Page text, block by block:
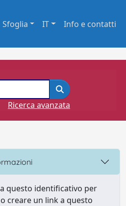
Sfoglia IT Info e contatti
Ricerca avanzata
questo identificativo per
creare un link a questo